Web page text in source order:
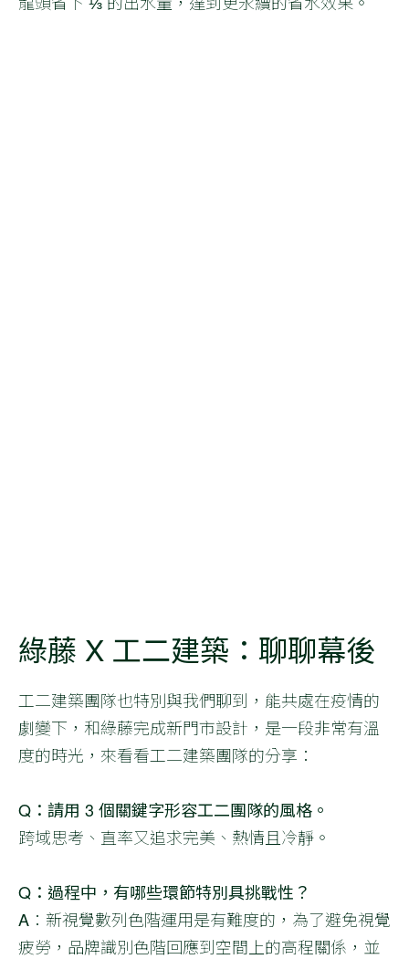
綠藤 X 工二建築：聊聊幕後
工二建築團隊也特別與我們聊到，能共處在疫情的
劇變下，和綠藤完成新門市設計，是一段非常有溫
度的時光，來看看工二建築團隊的分享：
Q：請用 3 個關鍵字形容工二團隊的風格。
跨域思考、直率又追求完美、熱情且冷靜。
Q：過程中，有哪些環節特別具挑戰性？
A：新視覺數列色階運用是有難度的，為了避免視覺
疲勞，品牌識別色階回應到空間上的高程關係，並